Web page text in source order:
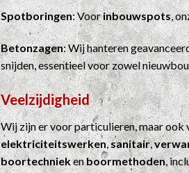
Spotboringen: Voorinbouwspots,
Betonzagen: Wij hanteren
snijden, essentieel voor zowel
Veelzijdigheid
Wij zijn er voor particulieren, maar
elektriciteitswerken,sanitair,
boortechniekenboormethoden,